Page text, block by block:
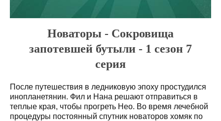
Новаторы - Сокровища
запотевшей бутыли - 1 сезон 7
серия
После путешествия в ледниковую эпоху простудился
инопланетянин. Фил и Нана решают отправиться в
теплые края, чтобы прогреть Нео. Во время лечебной
процедуры постоянный спутник новаторов хомяк по